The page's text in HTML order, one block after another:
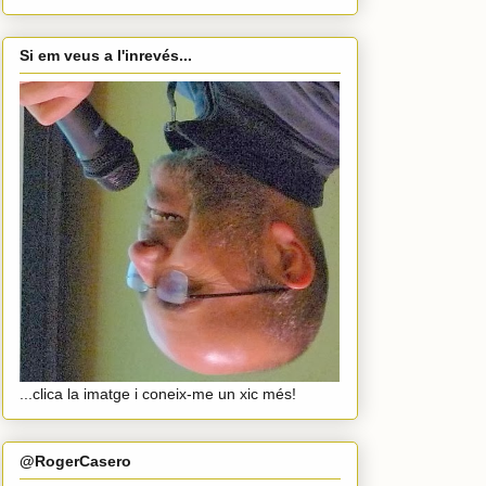
Si em veus a l'inrevés...
...clica la imatge i coneix-me un xic més!
@RogerCasero